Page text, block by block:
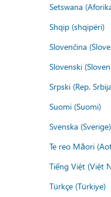
Setswana
Shqip (shqipëri)
Slovenčina
Slovenski
Srpski (Rep.
Suomi (Suomi)
Svenska (Sverige)
Te reo Māori
Tiếng Việt (Việt
Türkçe (Türkiye)